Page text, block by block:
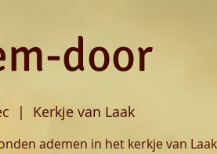
door
  |
Kerkje van Laak
ademen in het kerkje van